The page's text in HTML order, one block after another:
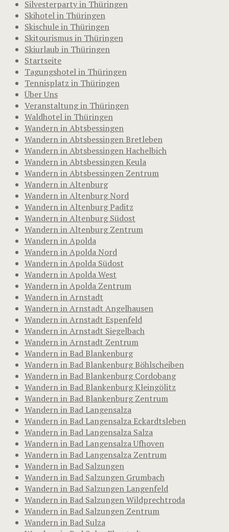
Silvesterparty in Thüringen
Skihotel in Thüringen
Skischule in Thüringen
Skitourismus in Thüringen
Skiurlaub in Thüringen
Startseite
Tagungshotel in Thüringen
Tennisplatz in Thüringen
Über Uns
Veranstaltung in Thüringen
Waldhotel in Thüringen
Wandern in Abtsbessingen
Wandern in Abtsbessingen Bretleben
Wandern in Abtsbessingen Hachelbich
Wandern in Abtsbessingen Keula
Wandern in Abtsbessingen Zentrum
Wandern in Altenburg
Wandern in Altenburg Nord
Wandern in Altenburg Paditz
Wandern in Altenburg Südost
Wandern in Altenburg Zentrum
Wandern in Apolda
Wandern in Apolda Nord
Wandern in Apolda Südost
Wandern in Apolda West
Wandern in Apolda Zentrum
Wandern in Arnstadt
Wandern in Arnstadt Angelhausen
Wandern in Arnstadt Espenfeld
Wandern in Arnstadt Siegelbach
Wandern in Arnstadt Zentrum
Wandern in Bad Blankenburg
Wandern in Bad Blankenburg Böhlscheiben
Wandern in Bad Blankenburg Cordobang
Wandern in Bad Blankenburg Kleingölitz
Wandern in Bad Blankenburg Zentrum
Wandern in Bad Langensalza
Wandern in Bad Langensalza Eckardtsleben
Wandern in Bad Langensalza Salza
Wandern in Bad Langensalza Ufhoven
Wandern in Bad Langensalza Zentrum
Wandern in Bad Salzungen
Wandern in Bad Salzungen Grumbach
Wandern in Bad Salzungen Langenfeld
Wandern in Bad Salzungen Wildprechtroda
Wandern in Bad Salzungen Zentrum
Wandern in Bad Sulza